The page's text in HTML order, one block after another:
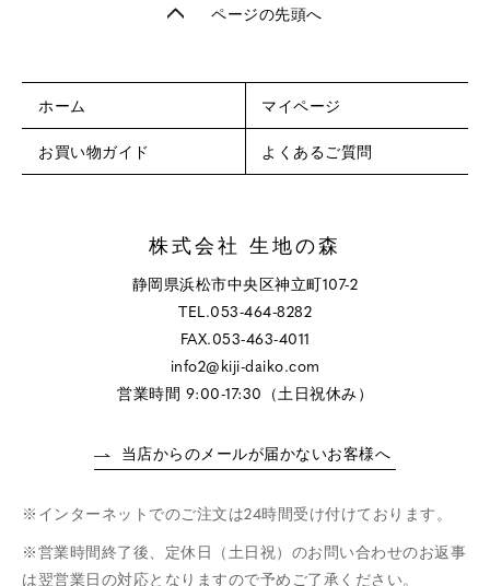
ページの先頭へ
ホーム マイページ
お買い物ガイド よくあるご質問
株式会社 生地の森
静岡県浜松市中央区神立町107-2
TEL.053-464-8282
FAX.053-463-4011
info2@kiji-daiko.com
営業時間 9:00-17:30（土日祝休み）
当店からのメールが届かないお客様へ
インターネットでのご注文は24時間受け付けております。
営業時間終了後、定休日（土日祝）のお問い合わせのお返事
は翌営業日の対応となりますので予めご了承ください。